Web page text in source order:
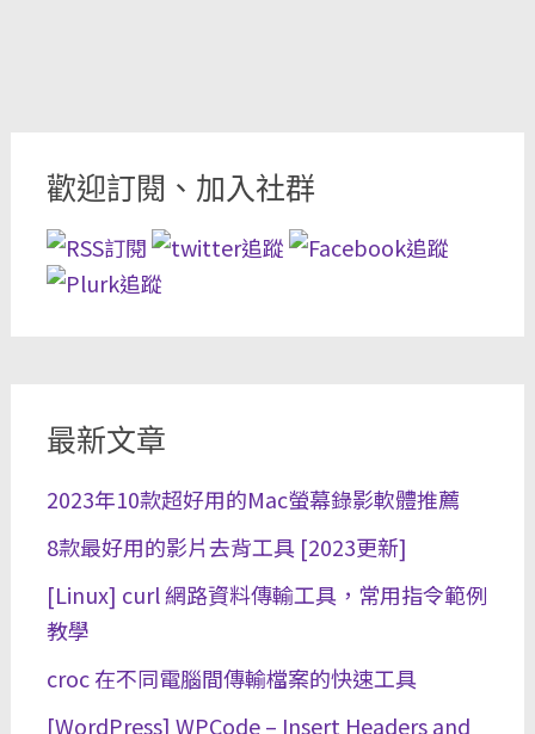
歡迎訂閱、加入社群
最新文章
2023年10款超好用的Mac螢幕錄影軟體推薦
8款最好用的影片去背工具 [2023更新]
[Linux] curl 網路資料傳輸工具，常用指令範例
教學
croc 在不同電腦間傳輸檔案的快速工具
[WordPress] WPCode – Insert Headers and